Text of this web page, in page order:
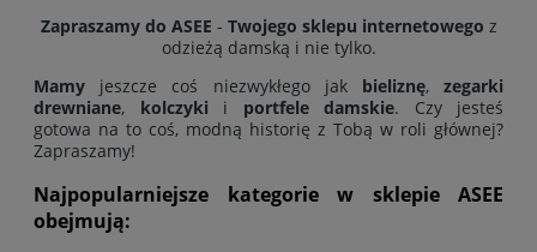
Zapraszamy do ASEE - Twojego sklepu internetowego z
odzieżą damską i nie tylko.
Mamy jeszcze coś niezwykłego jak bieliznę,zegarki
drewniane, kolczyki i portfele damskie. Czy jesteś
gotowa na to coś, modną historię z Tobą w roli głównej?
Zapraszamy!
Najpopularniejsze kategorie w sklepie ASEE
obejmują: